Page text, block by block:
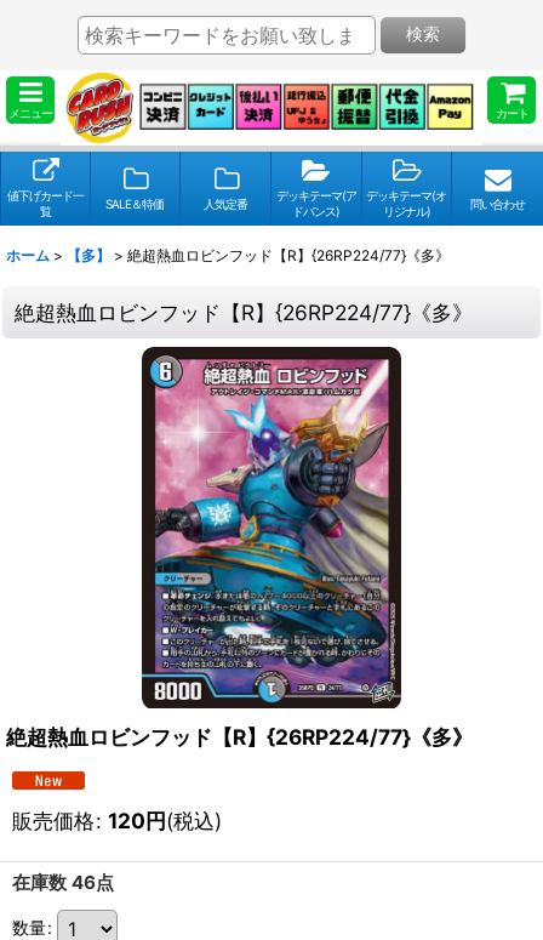
メニュー カート
検索
値下げカード一
覧
SALE＆特価 人気定番
デッキテーマ(ア
ドバンス)
デッキテーマ(オ
リジナル)
問い合わせ
ホーム > 【多】 > 絶超熱血ロビンフッド【R】{26RP224/77}《多》
絶超熱血ロビンフッド【R】{26RP224/77}《多》
絶超熱血ロビンフッド【R】{26RP224/77}《多》
販売価格: 120円(税込)
在庫数 46点
数量: